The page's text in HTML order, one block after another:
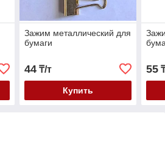
Зажим металлический для
бумаги
44₸/т
Купить
55